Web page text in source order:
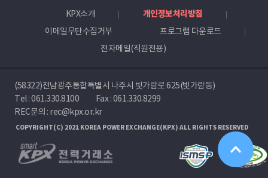
KPX소개
개인정보처리방침
이메일무단수집거부
프로그램 다운로드
전자메일(직원전용)
(58322)전남광주통합특별시 나주시 빛가람로 625(빛가람동)
Tel :061.330.8100
Fax : 061.330.8299
REC문의 : rec@kpx.or.kr
COPYRIGHT(C) 2021 KOREA POWER EXCHANGE(KPX) ALL RIGHTS RESERVED